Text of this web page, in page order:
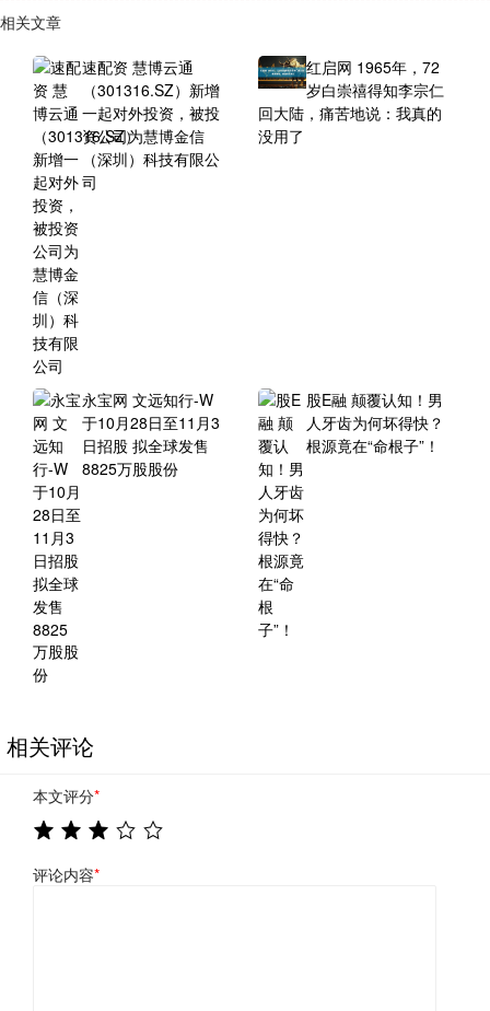
相关文章
速配资 慧博云通
（301316.SZ）新增
一起对外投资，被投
资公司为慧博金信
（深圳）科技有限公
司
红启网 1965年，72
岁白崇禧得知李宗仁
回大陆，痛苦地说：我真的
没用了
永宝网 文远知行-W
于10月28日至11月3
日招股 拟全球发售
8825万股股份
股E融 颠覆认知！男
人牙齿为何坏得快？
根源竟在“命根子”！
相关评论
本文评分*
评论内容*